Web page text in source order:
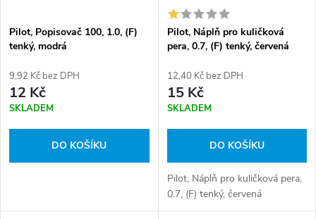
Pilot, Popisovač 100, 1.0, (F)
tenký, modrá
9,92 Kč bez DPH
12 Kč
SKLADEM
DO KOŠÍKU
Pilot, Náplň pro kuličková
pera, 0.7, (F) tenký, červená
12,40 Kč bez DPH
15 Kč
SKLADEM
DO KOŠÍKU
Pilot, Náplň pro kuličková pera,
0.7, (F) tenký, červená